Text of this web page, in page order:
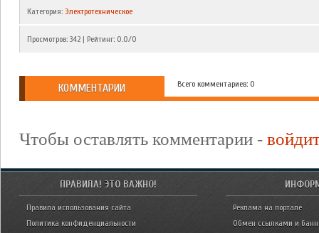
Категория: Электротехническое
Просмотров: 342 | Рейтинг: 0.0/0
КОММЕНТАРИИ Всего комментариев: 0
Чтобы оставлять комментарии -
ПРАВИЛА! ЭТО ВАЖНО!
Правила использования сайта
Политика конфиденциальности
Реклама на портале
Обмен ссылками и